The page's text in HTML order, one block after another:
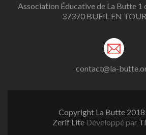
Association Éducative de La Butte 1
37370 BUEIL EN
contact@la-
Copyright La Butte
Zerif Lite Développé par